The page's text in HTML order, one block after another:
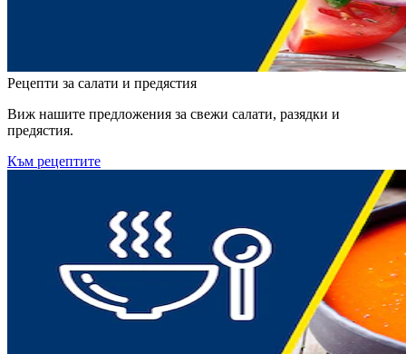
Рецепти за салати и предястия
Виж нашите предложения за свежи салати, разядки и
предястия.
Към рецептите